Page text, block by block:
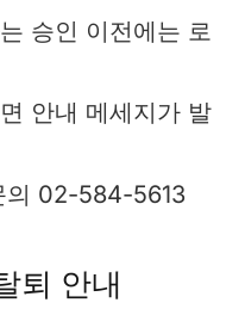
승인 이전에는 로
안내 메세지가 발
의 02-584-5613
퇴 안내